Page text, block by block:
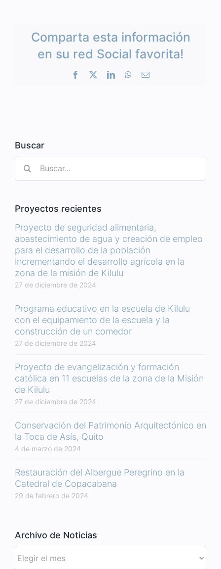
Comparta esta información
en su red Social favorita!
Facebook LinkedInWhatsApp
Correo
Buscar
Proyectos recientes
Proyecto de seguridad alimentaria,
abastecimiento de agua y creación de empleo
para el desarrollo de la población
incrementando el desarrollo agrícola en la
zona de la misión de Kilulu
27 de diciembre de 2024
Programa educativo en la escuela de Kilulu
con el equipamiento de la escuela y la
construcción de un comedor
27 de diciembre de 2024
Proyecto de evangelización y formación
católica en 11 escuelas de la zona de la Misión
de Kilulu
27 de diciembre de 2024
Conservación del Patrimonio Arquitectónico en
la Toca de Asís, Quito
4 de marzo de 2024
Restauración del Albergue Peregrino en la
Catedral de Copacabana
29 de febrero de 2024
Archivo de Noticias
de